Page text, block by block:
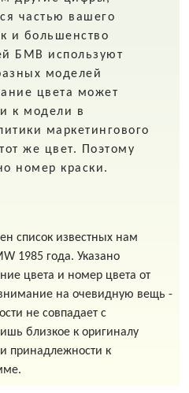
частью вашего
и большенство
БМВ используют
моделей
цвета может
к модели в
маркетингового
же цвет. Поэтому
номер краски.
список известных нам
1985 года. Указано
цвета и номер цвета от
на очевидную вещь -
не совпадает с
близкое к оригиналу
принадлежности к